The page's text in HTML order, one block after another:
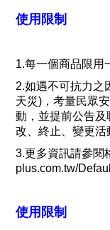
使用限制
1.每一個商品限用
2.如遇不可抗力之
天災)，考量民眾
動，並提前公告及
改、終止、變更活
3.更多資訊請參閱
plus.com.tw/
使用限制